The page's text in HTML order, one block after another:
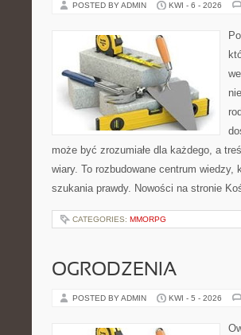
POSTED BY ADMIN KWI - 6 - 2026
może być zrozumiałe dla każdego, a
wiary. To rozbudowane centrum
szukania prawdy. Nowości na stronie
CATEGORIES: MMORPG
OGRODZENIA
POSTED BY ADMIN KWI - 5 - 2026